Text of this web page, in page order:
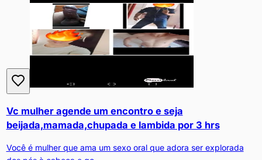
Vc mulher agende um encontro e seja
beijada,mamada,chupada e lambida por 3 hrs
Você é mulher que ama um sexo oral que adora ser explorada